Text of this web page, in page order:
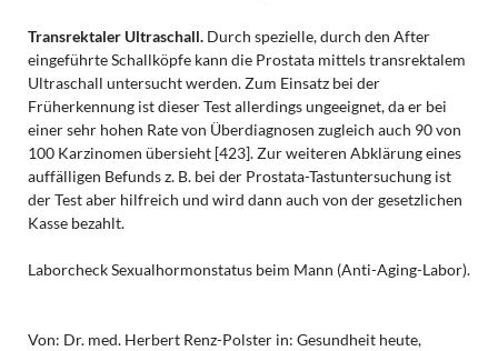
Transrektaler Ultraschall.Durch spezielle, durch den After
eingeführte Schallköpfe kann die Prostata mittels transrektalem
Ultraschall untersucht werden. Zum Einsatz bei der
Früherkennung ist dieser Test allerdings ungeeignet, da er bei
einer sehr hohen Rate von Überdiagnosen zugleich auch 90 von
100 Karzinomen übersieht [423].Zur weiteren Abklärung eines
auffälligen Befunds z. B. bei der Prostata-Tastuntersuchung ist
der Test aber hilfreich und wird dann auch von der gesetzlichen
Kasse bezahlt.
Laborcheck Sexualhormonstatus beim Mann (Anti-Aging-Labor).
Von: Dr. med. Herbert Renz-Polster in: Gesundheit heute,